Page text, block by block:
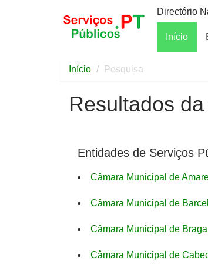
Directório
Início
Início Pesquisa
Resultados
Entidades de Serviços
Câmara Municipal de
Câmara Municipal de
Câmara Municipal de Braga
Câmara Municipal de